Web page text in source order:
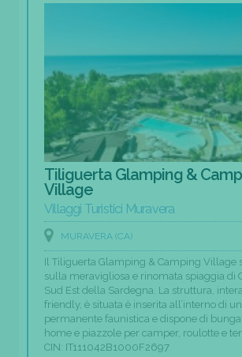
Tiliguerta Glamping &
Village
Villaggi Turistici Muravera
MURAVERA (CA)
Il Tiliguerta Glamping & Camping Village
sulla meravigliosa e rinomata spiaggia di
Sud Est della Sardegna. La struttura,
friendly, è situata è inserita all’interno di
permanente faunistica e dispone di
home e piazzole per camper, roulotte e
CIN: IT111042B1000F2697